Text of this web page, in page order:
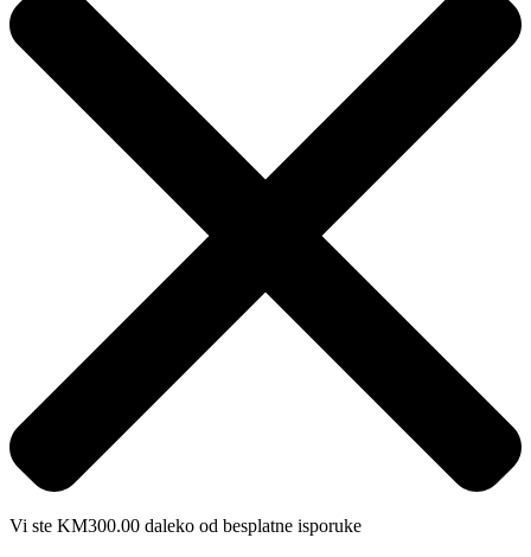
Vi ste KM300.00 daleko od besplatne isporuke